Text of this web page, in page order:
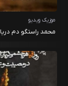
موزیک ویدیو
محمد راستگو دم دریا